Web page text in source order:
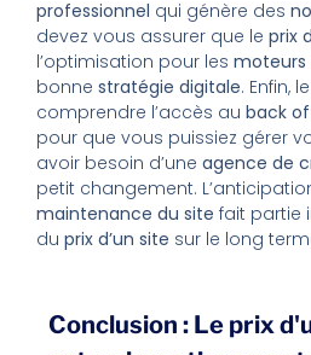
professionnel qui génère des
devez vous assurer que le prix
l’optimisation pour les moteurs
bonne stratégie digitale. Enfin, le
comprendre l’accès au back
pour que vous puissiez gérer
avoir besoin d’une agence de
petit changement.
maintenance du site fait partie
du prix d’un site sur le long
Conclusion : Le prix